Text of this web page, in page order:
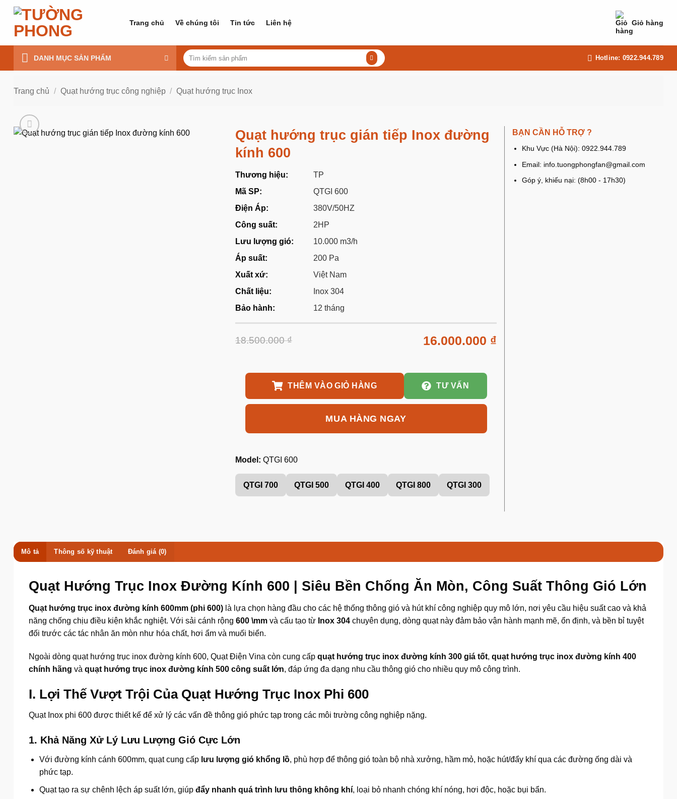
dung
Trang chủ Về chúng tôi Tin tức Liên hệ Giỏ hàng
DANH MỤC SẢN PHẨM
Tìm
kiếm:
Hotline: 0922.944.789
Trang chủ / Quạt hướng trục công nghiệp / Quạt hướng trục Inox
Quạt hướng trục gián tiếp Inox đường
kính 600
Thương hiệu:
TP
Mã SP:
QTGI 600
Điện Áp:
380V/50HZ
Công suất:
2HP
Lưu lượng gió:
10.000 m3/h
Áp suất:
200 Pa
Xuất xứ:
Việt Nam
Chất liệu:
Inox 304
Bảo hành:
12 tháng
18.500.000₫ 16.000.000 ₫
THÊM VÀO GIỎ HÀNG
MUA HÀNG NGAY
TƯ VẤN
Model: QTGI 600
QTGI 700 QTGI 500 QTGI 400 QTGI 800 QTGI 300
BẠN CẦN HỖ TRỢ ?
Khu Vực (Hà Nội): 0922.944.789
Email: info.tuongphongfan@gmail.com
Góp ý, khiếu nại: (8h00 - 17h30)
Mô tả Thông số kỹ thuật Đánh giá (0)
Quạt Hướng Trục Inox Đường Kính 600 | Siêu Bền Chống Ăn Mòn, Công Suất Thông Gió Lớn
Quạt hướng trục inox đường kính 600mm (phi 600) là lựa chọn hàng đầu cho các hệ thống thông gió và hút khí công nghiệp quy mô lớn, nơi yêu cầu hiệu suất cao và khả
năng chống chịu điều kiện khắc nghiệt. Với sải cánh rộng 600 \mm và cấu tạo từ Inox 304 chuyên dụng, dòng quạt này đảm bảo vận hành mạnh mẽ, ổn định, và bền bỉ tuyệt
đối trước các tác nhân ăn mòn như hóa chất, hơi ẩm và muối biển.
Ngoài dòng quạt hướng trục inox đường kính 600, Quạt Điện Vina còn cung cấp quạt hướng trục inox đường kính 300 giá tốt, quạt hướng trục inox đường kính 400
chính hãng và quạt hướng trục inox đường kính 500 công suất lớn, đáp ứng đa dạng nhu cầu thông gió cho nhiều quy mô công trình.
I. Lợi Thế Vượt Trội Của Quạt Hướng Trục Inox Phi 600
Quạt Inox phi 600 được thiết kế để xử lý các vấn đề thông gió phức tạp trong các môi trường công nghiệp nặng.
1. Khả Năng Xử Lý Lưu Lượng Gió Cực Lớn
Với đường kính cánh 600mm, quạt cung cấp lưu lượng gió khổng lồ, phù hợp để thông gió toàn bộ nhà xưởng, hầm mỏ, hoặc hút/đẩy khí qua các đường ống dài và
phức tạp.
Quạt tạo ra sự chênh lệch áp suất lớn, giúp đẩy nhanh quá trình lưu thông không khí, loại bỏ nhanh chóng khí nóng, hơi độc, hoặc bụi bẩn.